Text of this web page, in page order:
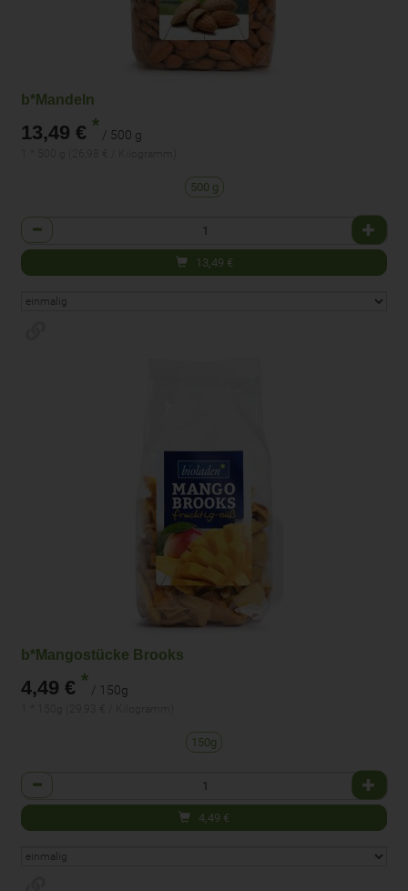
b*Mandeln
13,49 € * / 500 g
500 g
Anzahl
13,49 €
b*Mangostücke Brooks
4,49 € * / 150g
150g
Anzahl
4,49 €